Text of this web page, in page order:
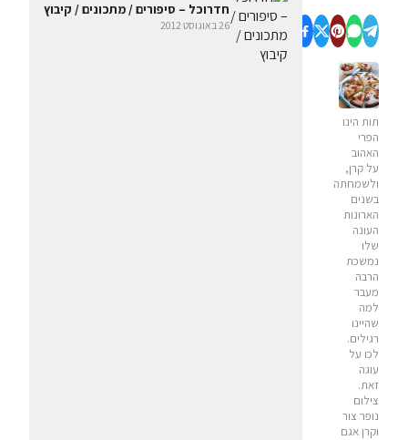
תות הינו
הפרי
האהוב
על קרן,
ולשמחתה
בשנים
הארונות
העונה
שלו
נמשכת
הרבה
מעבר
למה
שהיינו
רגילים.
לכו על
עוגה
זאת.
צילום
נופר צור
וקרן אגם
חדרוכל – סיפורים / מתכונים / קיבוץ
26 באוגוסט 2012